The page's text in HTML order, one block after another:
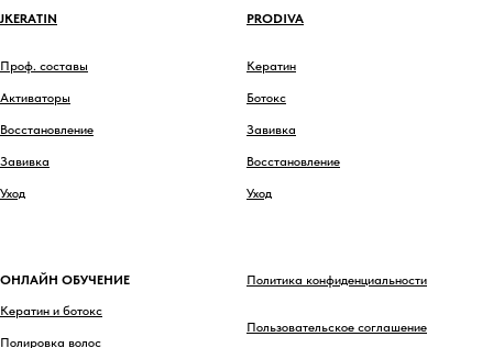
JKERATIN
Проф. составы
Активаторы
Восстановление
Завивка
Уход
PRODIVA
Кератин
Ботокс
Завивка
Восстановление
Уход
ОНЛАЙН ОБУЧЕНИЕ
Кератин и ботокс
Полировка волос
Политика конфиденциальности
Пользовательское соглашение